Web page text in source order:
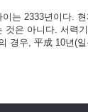
는 2333년이다.
것은 아니다. 서력
경우, 平成 10년(